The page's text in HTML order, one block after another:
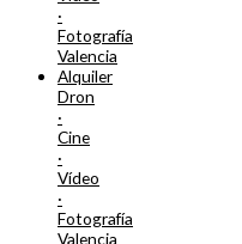
·
Fotografía
Valencia
Alquiler
Dron
·
Cine
·
Vídeo
·
Fotografía
Valencia